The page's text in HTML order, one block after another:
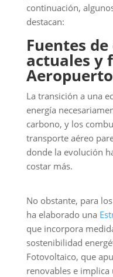
continuación,
destacan:
Fuentes
actuales y
La transición a una
energía
carbono, y los
transporte aéreo
donde la evolución
costar más.
No obstante, para
ha elaborado una
que incorpora
sostenibilidad
Fotovoltaico, que
renovables e implica